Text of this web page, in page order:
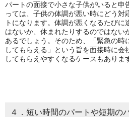
パートの面接で小さな子供がいると申
っては、子供の体調が悪い時にどう対
トになります。体調が悪くなるたび
はないか、休まれたりするのではない
あるでしょう。そのため、「緊急の時
してもらえる」という旨を面接時に会
してもらえやすくなるケースもありま
４．短い時間のパートや短期の